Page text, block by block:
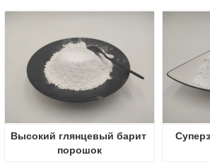
Высокий глянцевый барит
порошок